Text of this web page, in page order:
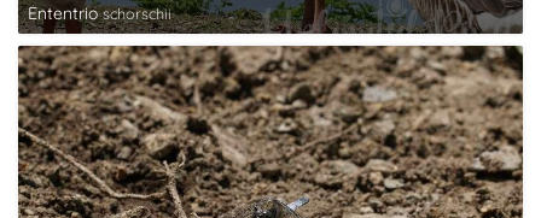
Ententrio schorschii